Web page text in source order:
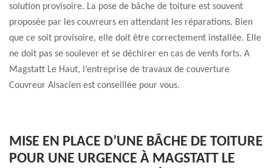
solution provisoire. La pose de bâche de toiture est souvent
proposée par les couvreurs en attendant les réparations. Bien
que ce soit provisoire, elle doit être correctement installée. Elle
ne doit pas se soulever et se déchirer en cas de vents forts. A
Magstatt Le Haut, l’entreprise de travaux de couverture
Couvreur Alsacien est conseillée pour vous.
MISE EN PLACE D’UNE BÂCHE DE TOITURE
POUR UNE URGENCE À MAGSTATT LE